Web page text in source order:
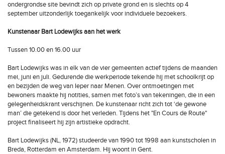
ondergrondse site bevindt zich op private grond en is slechts op 4
september uitzonderlijk toegankelijk voor individuele bezoekers.
Kunstenaar Bart Lodewijks aan het werk
Tussen 10.00 en 16.00 uur
Bart Lodewijks was in elk van de vier gemeenten actief tijdens de maanden
mei, juni en juli. Gedurende die werkperiode tekende hij met schoolkrijt op
en bezijden de weg van Ieper naar Menen. Over ontmoetingen met
bewoners maakte hij notities, samen met foto’s van tekeningen, die in een
gelegenheidskrant verschijnen. De kunstenaar richt zich tot ‘de gewone
man’ die getekend is door het verleden. Tijdens het "En Cours de Route"
project finaliseert hij zijn artistieke opdracht.
Bart Lodewijks (NL, 1972) studeerde van 1990 tot 1998 aan kunstscholen in
Breda, Rotterdam en Amsterdam. Hij woont in Gent.